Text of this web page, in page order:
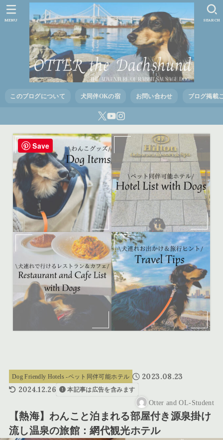
このブログについて 犬同伴OKの宿 お問い合わせ ブログ掲載
SEARCH
MENU
Dog Friendly Hotels -ペット同伴可能ホテル
2023.08.23
2024.12.26
本記事は広告を含みます
Otter and OL-Student
【熱海】わんこと泊まれる部屋付き源泉掛け
流し温泉の旅館：網代観光ホテル
Save